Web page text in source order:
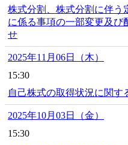
株式分割、株式分割に伴う
に係る事項の一部変更及び
せ
2025年11月06日（木）
15:30
自己株式の取得状況に関す
2025年10月03日（金）
15:30